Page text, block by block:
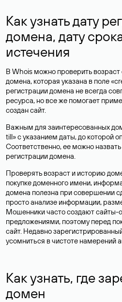
Как узнать дату
домена, дату
истечения
В Whois можно проверить возраст
домена, которая указана в поле
регистрации домена не всегда
ресурса, но все же помогает
создан сайт.
Важным для заинтересованных
till» с указанием даты, до которой
Соответственно, ее можно
регистрации домена.
Проверять возраст и историю
покупке доменного имени,
домена полезна при совершении
просто анализе информации,
Мошенники часто создают сайты-
предложениями, поэтому перед
сайт. Недавно
усомниться в чистоте намерений
Как узнать, где
домен